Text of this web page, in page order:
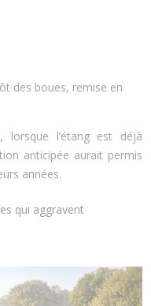
des boues, remise en
l’étang est déjà
anticipée aurait permis
années.
qui aggravent